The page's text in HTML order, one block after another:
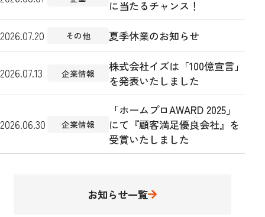
に当たるチャンス！
2026.07.20 その他 夏季休業のお知らせ
2026.07.13 企業情報
株式会社イズは「100億宣言」
を発表いたしました
2026.06.30 企業情報
「ホームプロAWARD 2025」
にて『顧客満足優良会社』を
受賞いたしました
お知らせ一覧